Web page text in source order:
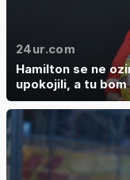
24ur.com
Hamilton se ne
upokojili, a tu